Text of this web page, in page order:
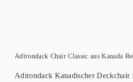
Adirondack Chair Classic aus Kanada
Adirondack Kanadischer Deckchair